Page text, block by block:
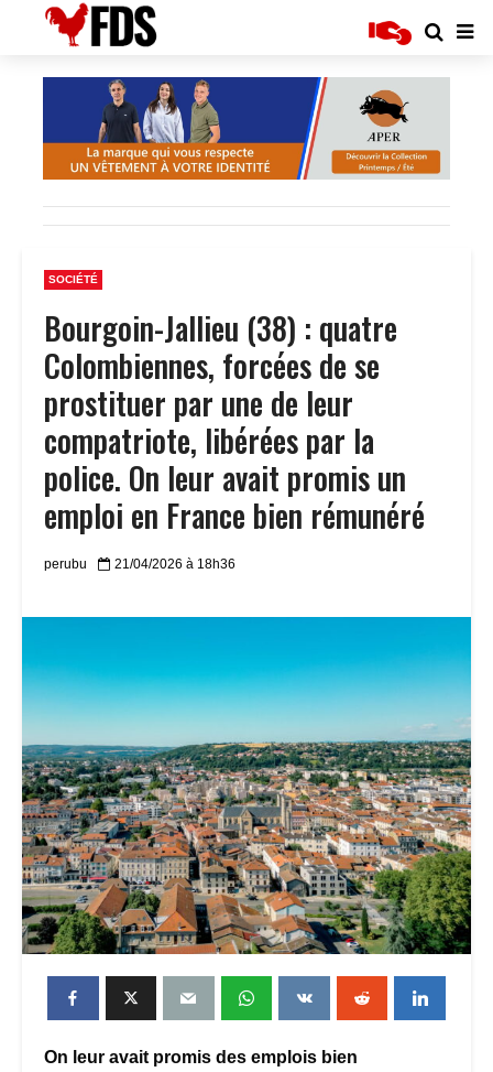
SOCIÉTÉ
Bourgoin-Jallieu (38) : quatre
Colombiennes, forcées de se
prostituer par une de leur
compatriote, libérées par la
police. On leur avait promis un
emploi en France bien rémunéré
perubu 21/04/2026 à 18h36
On leur avait promis des emplois bien